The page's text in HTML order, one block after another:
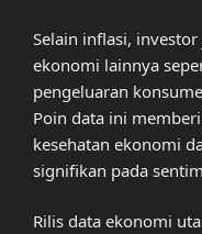
Selain inflasi,
ekonomi lainnya
pengeluaran
Poin data ini
kesehatan ekonomi
signifikan pada
Rilis data ekonomi